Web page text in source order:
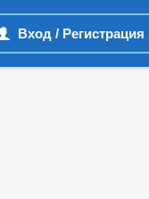
Вход / Регистрация